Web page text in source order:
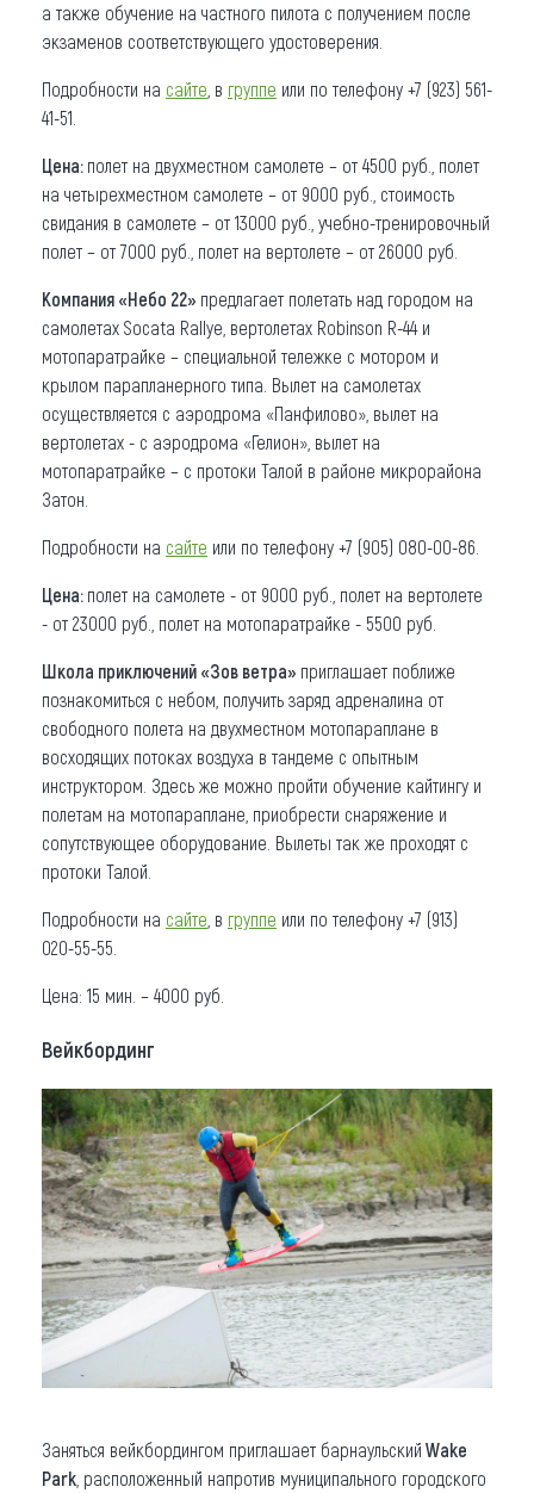
а также обучение на частного пилота с получением после
экзаменов соответствующего удостоверения.
Подробности на сайте , в группе или по телефону +7 (923) 561-
41-51.
Цена: полет на двухместном самолете – от 4500 руб., полет
на четырехместном самолете – от 9000 руб., стоимость
свидания в самолете – от 13000 руб., учебно-тренировочный
полет – от 7000 руб., полет на вертолете – от 26000 руб.
Компания «Небо 22» предлагает полетать над городом на
самолетах Socata Rallye, вертолетах Robinson R-44 и
мотопаратрайке – специальной тележке с мотором и
крылом парапланерного типа. Вылет на самолетах
осуществляется с аэродрома «Панфилово», вылет на
вертолетах - с аэродрома «Гелион», вылет на
мотопаратрайке – с протоки Талой в районе микрорайона
Затон.
Подробности на сайте или по телефону +7 (905) 080-00-86.
Цена: полет на самолете - от 9000 руб., полет на вертолете
- от 23000 руб., полет на мотопаратрайке - 5500 руб.
Школа приключений «Зов ветра» приглашает поближе
познакомиться с небом, получить заряд адреналина от
свободного полета на двухместном мотопараплане в
восходящих потоках воздуха в тандеме с опытным
инструктором. Здесь же можно пройти обучение кайтингу и
полетам на мотопараплане, приобрести снаряжение и
сопутствующее оборудование. Вылеты так же проходят с
протоки Талой.
Подробности на сайте , в группе или по телефону +7 (913)
020-55-55.
Цена: 15 мин. – 4000 руб.
Вейкбординг
Заняться вейкбордингом приглашает барнаульский Wake
Park , расположенный напротив муниципального городского